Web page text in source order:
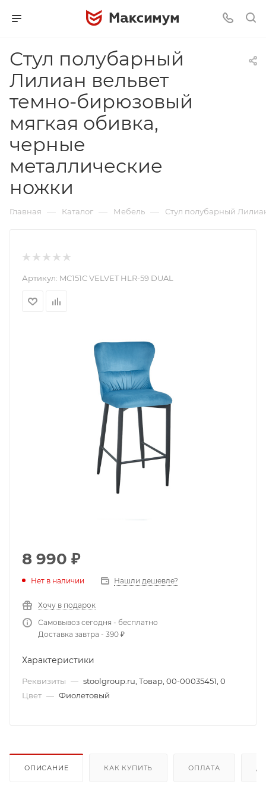
Стул полубарный
Лилиан вельвет
темно-бирюзовый
мягкая обивка,
черные
металлические
ножки
Главная — Каталог — Мебель — Стул полубарный
Артикул: MC151C VELVET HLR-59 DUAL
8 990 ₽
Нет в наличии Нашли дешевле?
Хочу в подарок
Самовывоз сегодня - бесплатно
Доставка завтра - 390 ₽
Характеристики
Реквизиты — stoolgroup.ru, Товар, 00-00035451, 0
Цвет — Фиолетовый
ОПИСАНИЕ КАК КУПИТЬ ОПЛАТА